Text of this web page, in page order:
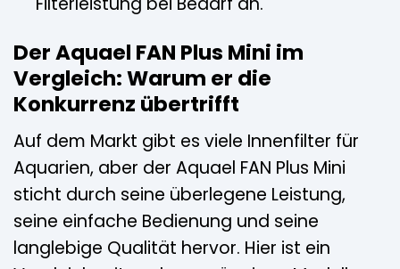
Der Aquael FAN Plus Mini im
Vergleich: Warum er die
Konkurrenz übertrifft
Auf dem Markt gibt es viele Innenfilter für
Aquarien, aber der Aquael FAN Plus Mini
sticht durch seine überlegene Leistung,
seine einfache Bedienung und seine
langlebige Qualität hervor. Hier ist ein